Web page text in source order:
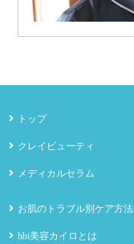
トップ
クレイビューティ
メディカルセラム
お肌のトラブル別ケア方法
hbi美容カイロとは